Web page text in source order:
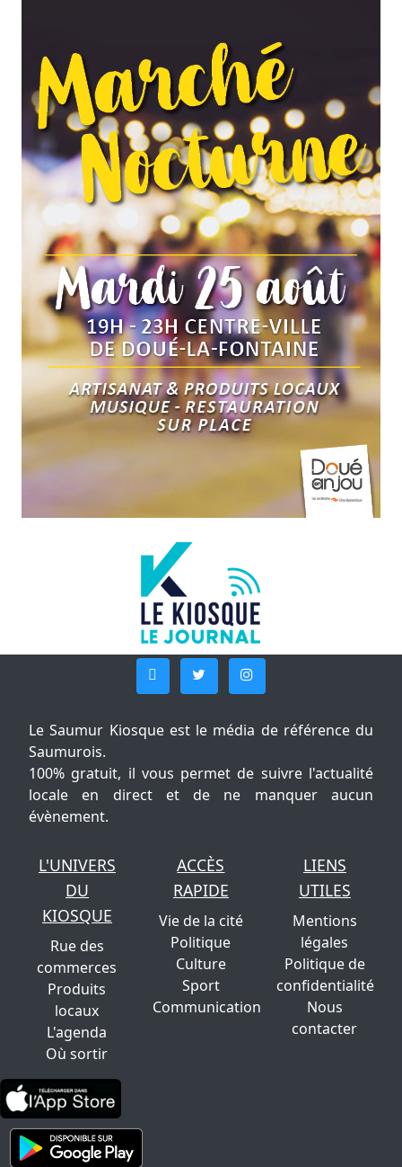
Le Saumur Kiosque est le média de référence du
Saumurois.
100% gratuit, il vous permet de suivre l'actualité
locale en direct et de ne manquer aucun
évènement.
L'UNIVERS
DU
KIOSQUE
Rue des
commerces
Produits
locaux
L'agenda
Où sortir
ACCÈS
RAPIDE
Vie de la cité
Politique
Culture
Sport
Communication
LIENS
UTILES
Mentions
légales
Politique de
confidentialité
Nous
contacter